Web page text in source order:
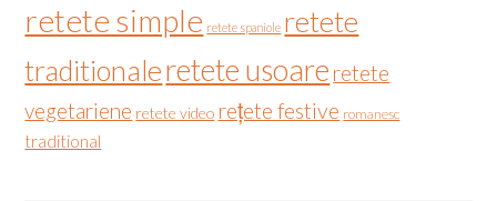
retete simple retete spaniole retete
traditionaleretete usoare retete
vegetariene retete video rețete festive romanesc
traditional